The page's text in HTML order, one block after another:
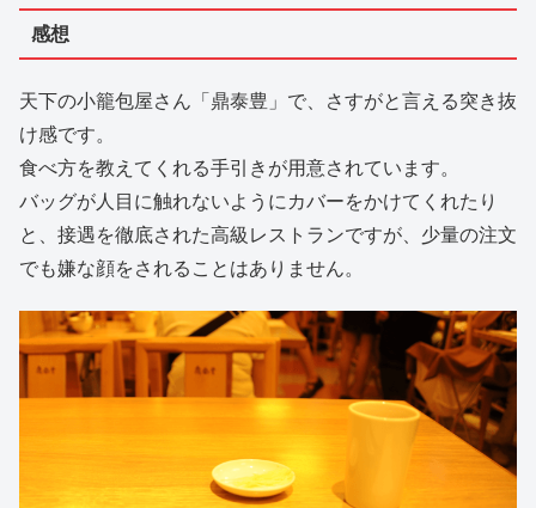
感想
天下の小籠包屋さん「鼎泰豊」で、さすがと言える突き抜
け感です。
食べ方を教えてくれる手引きが用意されています。
バッグが人目に触れないようにカバーをかけてくれたり
と、接遇を徹底された高級レストランですが、少量の注文
でも嫌な顔をされることはありません。